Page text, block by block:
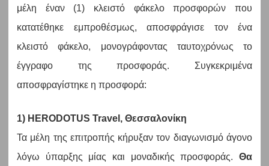
μέλη έναν (1) κλειστό φάκελο προσφορών που
κατατέθηκε εμπροθέσμως, αποσφράγισε τον ένα
κλειστό φάκελο, μονογράφοντας ταυτοχρόνως το
έγγραφο της προσφοράς. Συγκεκριμένα
αποσφραγίστηκε η προσφορά:
1) HERODOTUS Travel, Θεσσαλονίκη
Τα μέλη της επιτροπής κήρυξαν τον διαγωνισμό άγονο
λόγω ύπαρξης μίας και μοναδικής προσφοράς. Θα